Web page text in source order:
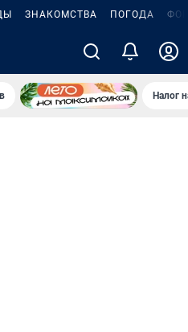
ЗНАКОМСТВА ПОГОДА
Налог